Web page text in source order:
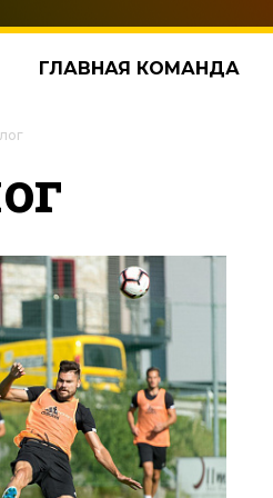
ГЛАВНАЯ КОМАНДА